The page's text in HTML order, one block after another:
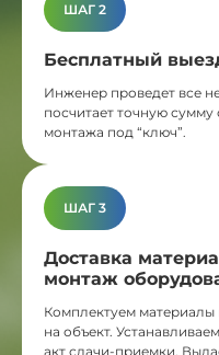
ШАГ 2
Бесплатный
Инженер проведет все
посчитает точную
монтажа под “ключ”.
ШАГ 3
Доставка
монтаж
Комплектуем материалы
на объект.
акт сдачи-приемки.